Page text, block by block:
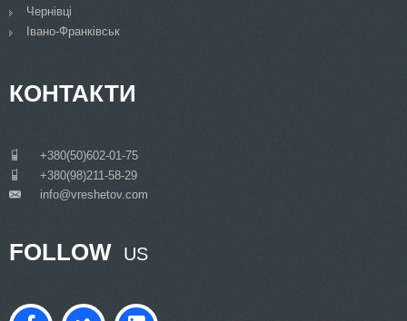
Чернівці
Івано-Франківськ
КОНТАКТИ
+380(50)602-01-75
+380(98)211-58-29
info@vreshetov.com
FOLLOW US